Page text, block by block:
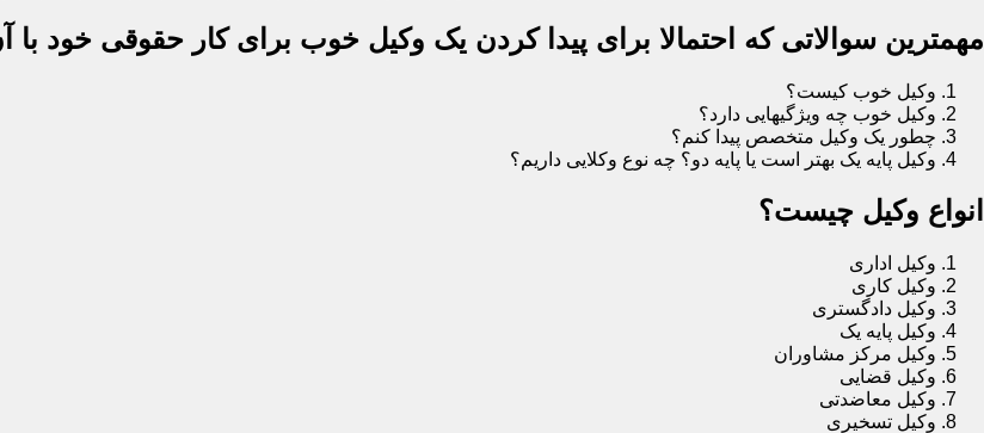
مهمترین سوالاتی که احتمالا برای پیدا کردن یک وکیل خوب برای کار حقوقی خود با
وکیل خوب کیست؟
وکیل خوب چه ویژگیهایی دارد؟
چطور یک وکیل متخصص پیدا کنم؟
وکیل پایه یک بهتر است یا پایه دو؟ چه نوع وکلایی داریم؟
انواع وکیل چیست؟
وکیل اداری
وکیل کاری
وکیل دادگستری
وکیل پایه یک
وکیل مرکز مشاوران
وکیل قضایی
وکیل معاضدتی
وکیل تسخیری